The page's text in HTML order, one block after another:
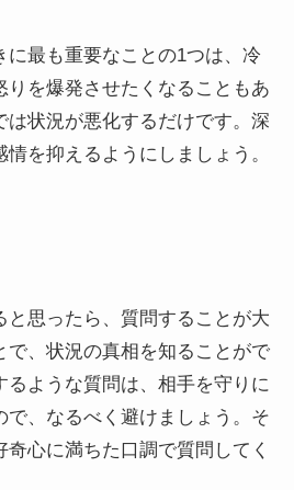
に最も重要なことの1つは、冷
りを爆発させたくなることもあ
は状況が悪化するだけです。深
を抑えるようにしましょう。
と思ったら、質問することが大
で、状況の真相を知ることがで
るような質問は、相手を守りに
で、なるべく避けましょう。そ
心に満ちた口調で質問してく